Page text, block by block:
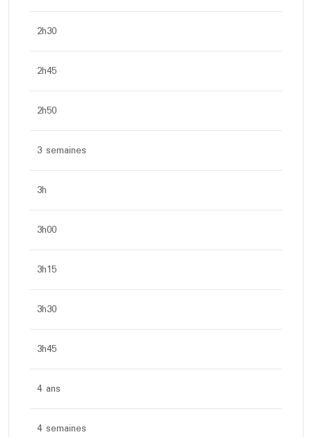
2h30
2h45
2h50
3 semaines
3h
3h00
3h15
3h30
3h45
4 ans
4 semaines